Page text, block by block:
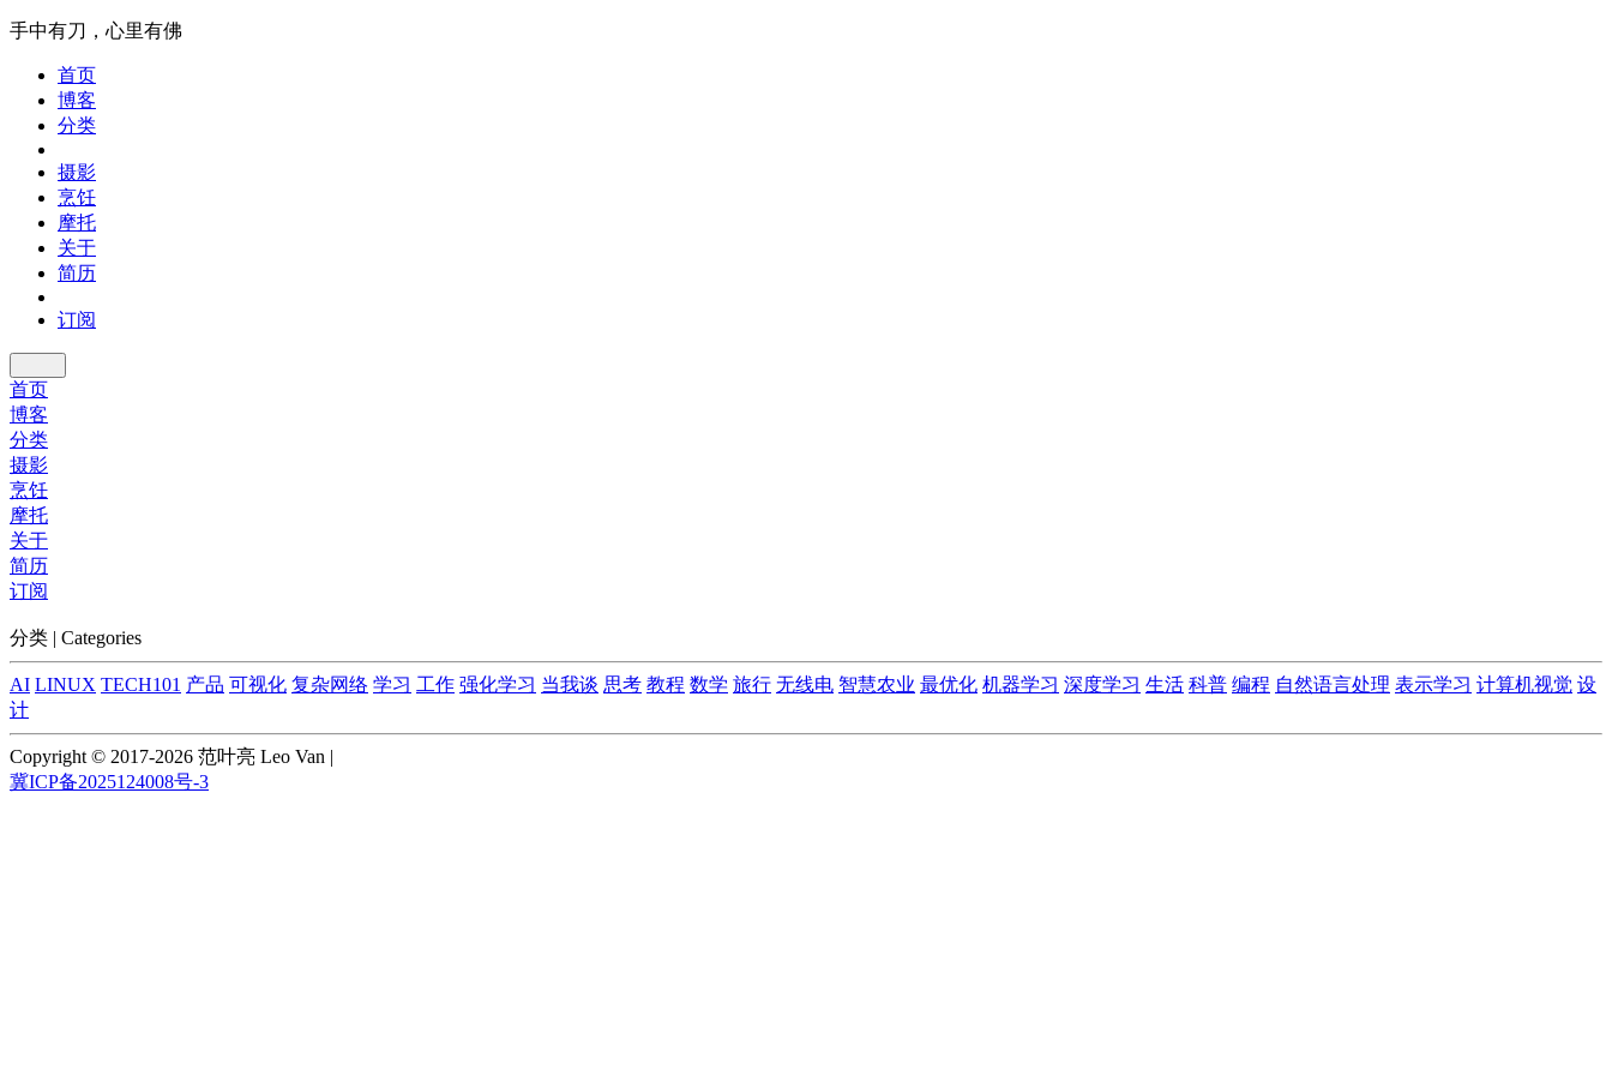
手中有刀，心里有佛
首页
博客
分类
摄影
烹饪
摩托
关于
简历
订阅
首页
博客
分类
摄影
烹饪
摩托
关于
简历
订阅
分类 | Categories
AI LINUX TECH101 产品 可视化 复杂网络 学习 工作 强化学习 当我谈 思考 教程 数学 旅行 无线电 智慧农业 最优化 机器学习 深度学习 生活 科普 编程 自然语言处理 表示学习 计算机视觉 设
计
Copyright © 2017-2026 范叶亮 Leo Van |
冀ICP备2025124008号-3